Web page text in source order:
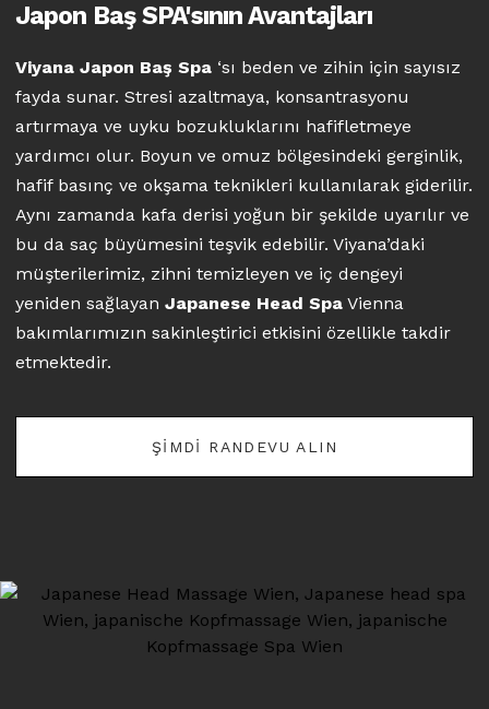
Japon Baş SPA'sının Avantajları
Viyana Japon Baş Spa ‘sı beden ve zihin için sayısız
fayda sunar. Stresi azaltmaya, konsantrasyonu
artırmaya ve uyku bozukluklarını hafifletmeye
yardımcı olur. Boyun ve omuz bölgesindeki gerginlik,
hafif basınç ve okşama teknikleri kullanılarak giderilir.
Aynı zamanda kafa derisi yoğun bir şekilde uyarılır ve
bu da saç büyümesini teşvik edebilir. Viyana’daki
müşterilerimiz, zihni temizleyen ve iç dengeyi
yeniden sağlayanJapanese Head Spa Vienna
bakımlarımızın sakinleştirici etkisini özellikle takdir
etmektedir.
ŞIMDI RANDEVU ALIN